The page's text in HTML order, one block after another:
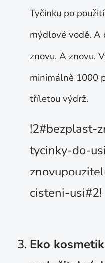
Tyčinku po
mýdlové vodě. A
znovu. A znovu.
minimálně 1000
tříletou výdrž.
!2#bezplast-
tycinky-do-
cisteni-usi#2!
Eko